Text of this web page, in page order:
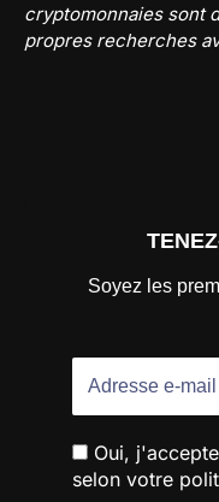
cryptomonnaies sont
propres recherches
Soyez les
Oui,
selon votre